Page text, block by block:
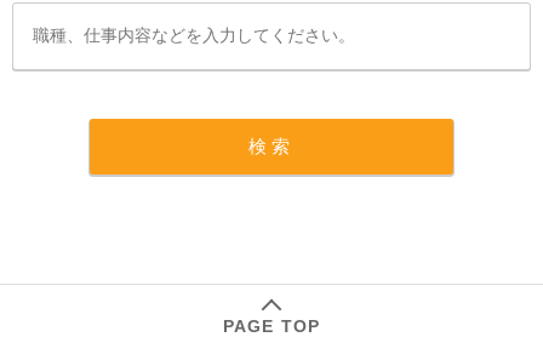
PAGE TOP